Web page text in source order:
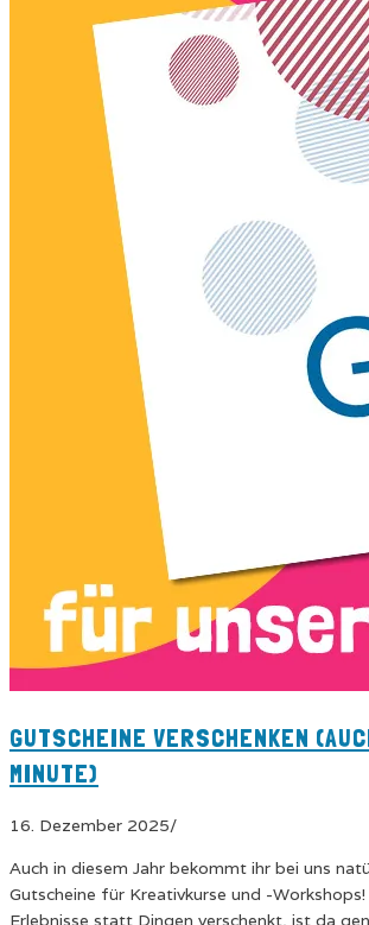
GUTSCHEINE VERSCHENKEN
MINUTE)
16. Dezember 2025/
Auch in diesem Jahr bekommt ihr bei uns
Gutscheine für Kreativkurse und -
Erlebnisse statt Dingen verschenkt, ist da